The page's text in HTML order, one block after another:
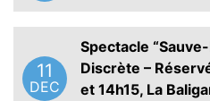
11
DEC
Spectacle
Discrète –
et 14h15, La